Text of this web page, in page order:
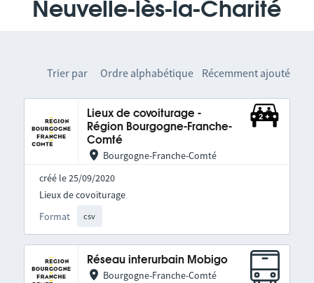
Neuvelle-lès-la-Charité
Trier par Ordre alphabétique Récemment ajouté
Lieux de covoiturage -
Région Bourgogne-Franche-
Comté
Bourgogne-Franche-Comté
créé le 25/09/2020
Format csv
Lieux de covoiturage
Réseau interurbain Mobigo
Bourgogne-Franche-Comté